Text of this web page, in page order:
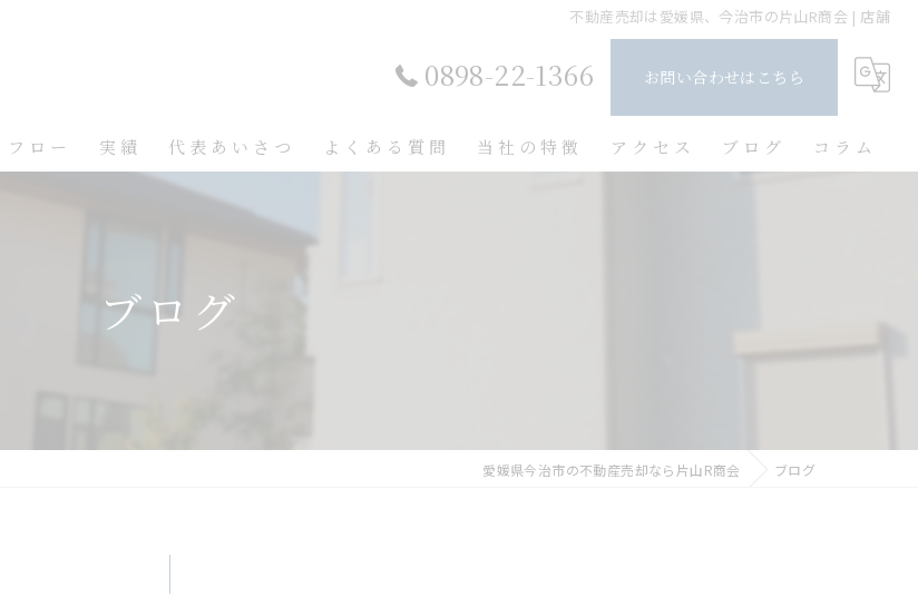
不動産売却は愛媛県、今治市の片山R商会 | 店舗
0898-22-1366 お問い合わせはこちら
フロー 実績 代表あいさつ よくある質問 当社の特徴 アクセス ブログ コラム
ブログ
愛媛県今治市の不動産売却なら片山R商会 ブログ